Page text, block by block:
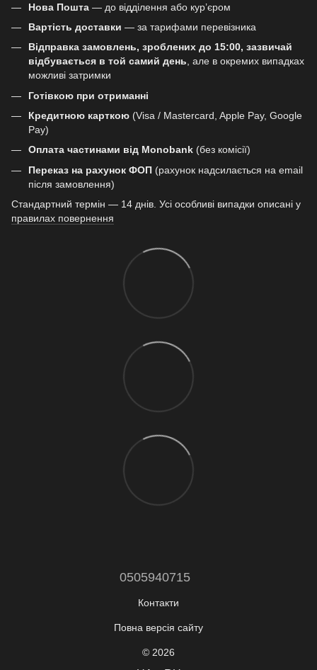
Нова Пошта — до відділення або кур’єром
Вартість доставки — за тарифами перевізника
Відправка замовлень, зроблених до 15:00, зазвичай
відбувається в той самий день, але в окремих випадках
можливі затримки
Готівкою при отриманні
Кредитною карткою (Visa / Mastercard, Apple Pay, Google
Pay)
Оплата частинами від Monobank (без комісії)
Переказ на рахунок ФОП (рахунок надсилається на email
після замовлення)
Стандартний термін — 14 днів. Усі особливі випадки описані у
правилах повернення
0505940715
Контакти
Повна версія сайту
© 2026